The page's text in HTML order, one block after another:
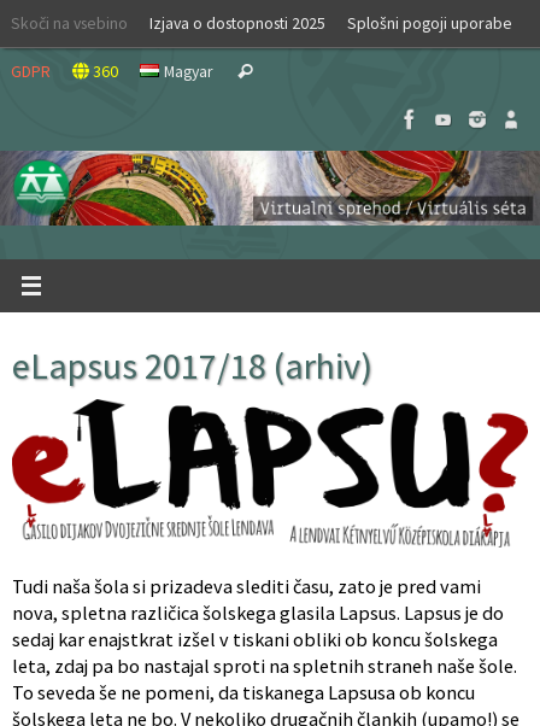
Skip
content
Skoči na vsebino Izjava o dostopnosti 2025 Splošni pogoji uporabe
GDPR 360 Magyar Search
eLapsus 2017/18 (arhiv)
Tudi naša šola si prizadeva slediti času, zato je pred vami
nova, spletna različica šolskega glasila Lapsus. Lapsus je do
sedaj kar enajstkrat izšel v tiskani obliki ob koncu šolskega
leta, zdaj pa bo nastajal sproti na spletnih straneh naše šole.
To seveda še ne pomeni, da tiskanega Lapsusa ob koncu
šolskega leta ne bo. V nekoliko drugačnih člankih (upamo!) se